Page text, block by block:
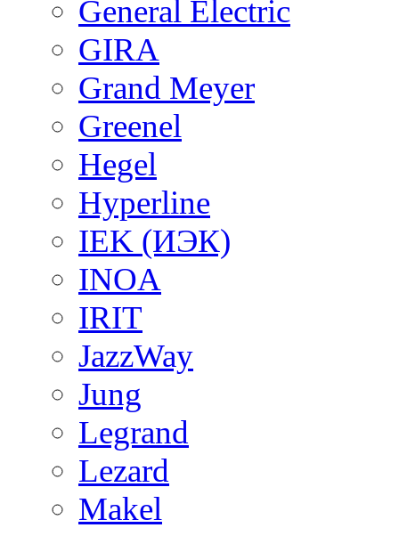
General Electric
GIRA
Grand Meyer
Greenel
Hegel
Hyperline
IEK (ИЭК)
INOA
IRIT
JazzWay
Jung
Legrand
Lezard
Makel